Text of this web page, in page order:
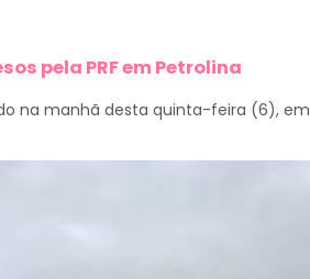
pela PRF em Petrolina
na manhã desta quinta-feira (6), em